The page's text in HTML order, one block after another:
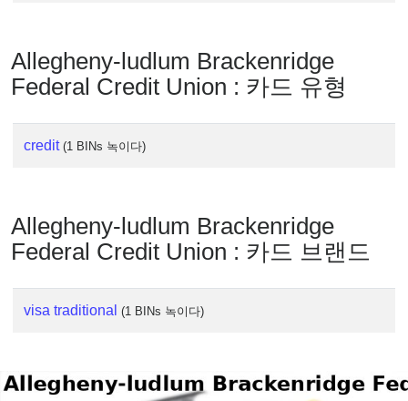
Allegheny-ludlum Brackenridge
Federal Credit Union : 카드 유형
credit (1 BINs 녹이다)
Allegheny-ludlum Brackenridge
Federal Credit Union : 카드 브랜드
visa traditional (1 BINs 녹이다)